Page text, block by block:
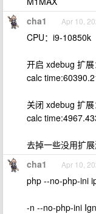
cha1 Apr 10,
CPU：i9-10850k
开启 xdebug 扩展
calc
关闭 xdebug 扩展
calc
去掉一些没用扩展
cha1 Apr 10,
php --no-php-ini
-n --no-php-ini